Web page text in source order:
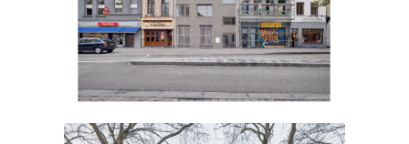
Falconplein